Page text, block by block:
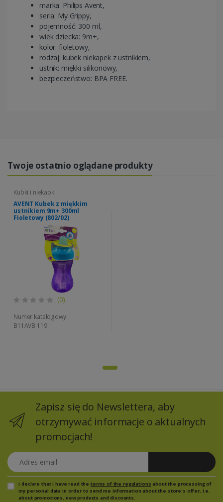
marka: Philips Avent,
seria: My Grippy,
pojemność: 300 ml,
wiek dziecka: 9m+,
kolor: fioletowy,
rodzaj: kubek niekapek z ustnikiem,
ustnik: miękki silikonowy,
bezpieczeństwo: BPA FREE.
Twoje ostatnio oglądane produkty
Kubki i niekapki
AVENT Kubek z miękkim
ustnikiem 9m+ 300ml
Fioletowy (802/02)
(0)
Numer katalogowy:
B11AVB 119
Zapisz się do Newslettera, aby
otrzymywać informacje o aktualnych
promocjach!
Adres email
I declare that I have read the terms of the regulations about the processing of
my personal data in order to send me information about the store's offer, i.e.
about promotions, new products and discounts.